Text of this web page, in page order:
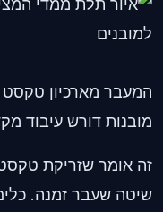
המעבר מארכיון טקסט
מובנות דורש עיבוד
שיטה שעבר זמנה.